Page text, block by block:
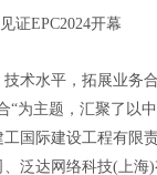
证EPC2024开幕
术水平，拓展业务
为主题，汇聚了以
国际建设工程有限
泛达网络科技(上海